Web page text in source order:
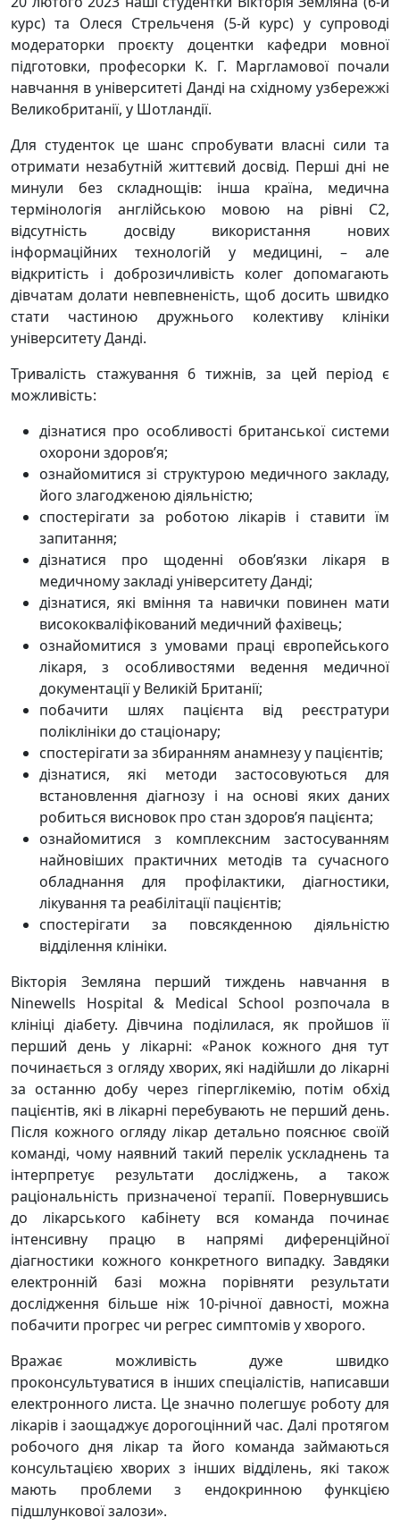
курс) та Олеся Стрельченя (5-й курс) у супроводі
модераторки проєкту доцентки кафедри мовної
підготовки, професорки К. Г. Маргламової почали
навчання в університеті Данді на східному узбережжі
Великобританії, у Шотландії.
Для студенток це шанс спробувати власні сили та
отримати незабутній життєвий досвід. Перші дні не
минули без складнощів: інша країна, медична
термінологія англійською мовою на рівні С2,
відсутність досвіду використання нових
інформаційних технологій у медицині, – але
відкритість і доброзичливість колег допомагають
дівчатам долати невпевненість, щоб досить швидко
стати частиною дружнього колективу клініки
університету Данді.
Тривалість стажування 6 тижнів, за цей період є
можливість:
дізнатися про особливості британської системи
охорони здоров’я;
ознайомитися зі структурою медичного закладу,
його злагодженою діяльністю;
спостерігати за роботою лікарів і ставити їм
запитання;
дізнатися про щоденні обов’язки лікаря в
медичному закладі університету Данді;
дізнатися, які вміння та навички повинен мати
висококваліфікований медичний фахівець;
ознайомитися з умовами праці європейського
лікаря, з особливостями ведення медичної
документації у Великій Британії;
побачити шлях пацієнта від реєстратури
поліклініки до стаціонару;
спостерігати за збиранням анамнезу у пацієнтів;
дізнатися, які методи застосовуються для
встановлення діагнозу і на основі яких даних
робиться висновок про стан здоров’я пацієнта;
ознайомитися з комплексним застосуванням
найновіших практичних методів та сучасного
обладнання для профілактики, діагностики,
лікування та реабілітації пацієнтів;
спостерігати за повсякденною діяльністю
відділення клініки.
Вікторія Земляна перший тиждень навчання в
Ninewells Hospital & Medical School розпочала в
клініці діабету. Дівчина поділилася, як пройшов її
перший день у лікарні: «Ранок кожного дня тут
починається з огляду хворих, які надійшли до лікарні
за останню добу через гіперглікемію, потім обхід
пацієнтів, які в лікарні перебувають не перший день.
Після кожного огляду лікар детально пояснює своїй
команді, чому наявний такий перелік ускладнень та
інтерпретує результати досліджень, а також
раціональність призначеної терапії. Повернувшись
до лікарського кабінету вся команда починає
інтенсивну працю в напрямі диференційної
діагностики кожного конкретного випадку. Завдяки
електронній базі можна порівняти результати
дослідження більше ніж 10-річної давності, можна
побачити прогрес чи регрес симптомів у хворого.
Вражає можливість дуже швидко
проконсультуватися в інших спеціалістів, написавши
електронного листа. Це значно полегшує роботу для
лікарів і заощаджує дорогоцінний час. Далі протягом
робочого дня лікар та його команда займаються
консультацією хворих з інших відділень, які також
мають проблеми з ендокринною функцією
підшлункової залози».